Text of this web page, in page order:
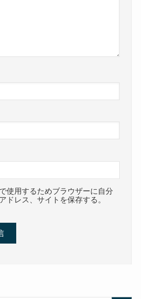
使用するためブラウザーに自分
ドレス、サイトを保存する。